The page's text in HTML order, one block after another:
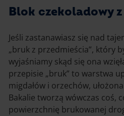
Blok czekoladowy
Jeśli zastanawiasz się nad
„bruk z przedmieścia”, który
wyjaśniamy skąd się ona
przepisie „bruk” to warstwa
migdałów i orzechów,
Bakalie tworzą wówczas coś,
powierzchnię brukowanej